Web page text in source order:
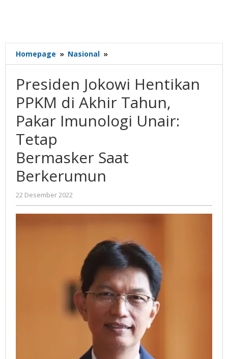
Homepage » Nasional »
Jokowi
PPKM
di
Akhir
Tahun,
Pakar
Tetap<br>Bermasker
Presiden Jokowi Hentikan
PPKM di Akhir Tahun,
Pakar Imunologi Unair:
Tetap
Bermasker Saat
Berkerumun
22 Desember 2022
Gatot
Susanto